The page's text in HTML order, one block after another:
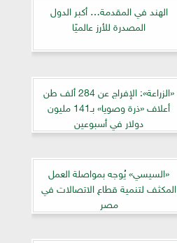
الهند في المقدمة… أكبر الدول
المصدرة للأرز عالميًا
«الزراعة»: الإفراج عن 284 ألف طن
أعلاف «ذرة وصويا» بـ141 مليون
دولار في أسبوعين
«السيسي» يُوجه بمواصلة العمل
المكثف لتنمية قطاع الاتصالات في
مصر